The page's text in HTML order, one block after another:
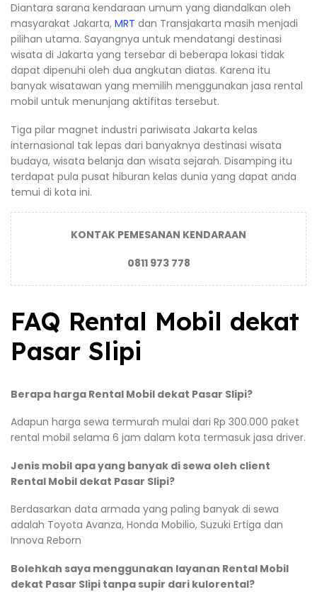
Diantara sarana kendaraan umum yang diandalkan oleh
masyarakat Jakarta, MRT dan Transjakarta masih menjadi
pilihan utama. Sayangnya untuk mendatangi destinasi
wisata di Jakarta yang tersebar di beberapa lokasi tidak
dapat dipenuhi oleh dua angkutan diatas. Karena itu
banyak wisatawan yang memilih menggunakan jasa rental
mobil untuk menunjang aktifitas tersebut.
Tiga pilar magnet industri pariwisata Jakarta kelas
internasional tak lepas dari banyaknya destinasi wisata
budaya, wisata belanja dan wisata sejarah. Disamping itu
terdapat pula pusat hiburan kelas dunia yang dapat anda
temui di kota ini.
KONTAK PEMESANAN KENDARAAN
0811 973 778
FAQ Rental Mobil dekat
Pasar Slipi
Berapa harga Rental Mobil dekat Pasar Slipi?
Adapun harga sewa termurah mulai dari Rp 300.000 paket
rental mobil selama 6 jam dalam kota termasuk jasa driver.
Jenis mobil apa yang banyak di sewa oleh client
Rental Mobil dekat Pasar Slipi?
Berdasarkan data armada yang paling banyak di sewa
adalah Toyota Avanza, Honda Mobilio, Suzuki Ertiga dan
Innova Reborn
Bolehkah saya menggunakan layanan Rental Mobil
dekat Pasar Slipi tanpa supir dari kulorental?